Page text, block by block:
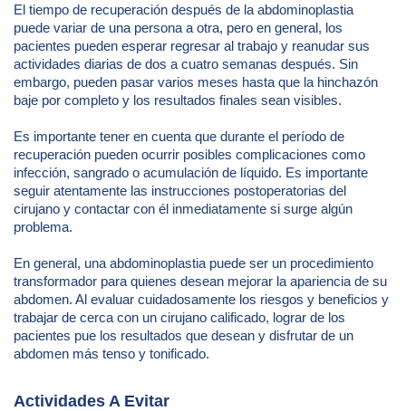
El tiempo de recuperación después de la abdominoplastia
puede variar de una persona a otra, pero en general, los
pacientes pueden esperar regresar al trabajo y reanudar sus
actividades diarias de dos a cuatro semanas después. Sin
embargo, pueden pasar varios meses hasta que la hinchazón
baje por completo y los resultados finales sean visibles.
Es importante tener en cuenta que durante el período de
recuperación pueden ocurrir posibles complicaciones como
infección, sangrado o acumulación de líquido. Es importante
seguir atentamente las instrucciones postoperatorias del
cirujano y contactar con él inmediatamente si surge algún
problema.
En general, una abdominoplastia puede ser un procedimiento
transformador para quienes desean mejorar la apariencia de su
abdomen. Al evaluar cuidadosamente los riesgos y beneficios y
trabajar de cerca con un cirujano calificado, lograr de los
pacientes pue los resultados que desean y disfrutar de un
abdomen más tenso y tonificado.
Actividades A Evitar